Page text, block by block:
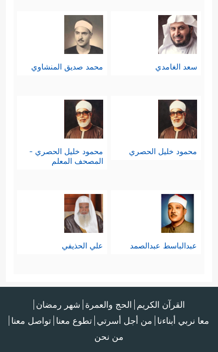
سعد الغامدي محمد صديق المنشاوي
محمود خليل الحصري
محمود خليل الحصري -
المصحف المعلم
عبدالباسط عبدالصمد علي الحذيفي
القرآن الكريم الحج والعمرة شهر رمضان
معا نربي أبناءنا من أجل أسرتي تطوع معنا تواصل معنا
من نحن